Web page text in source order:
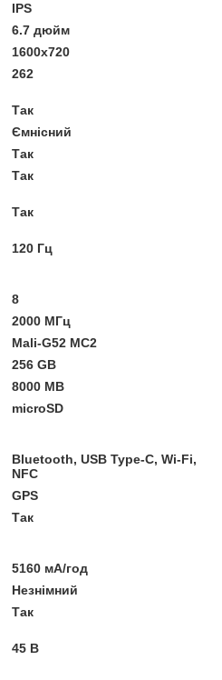
IPS
6.7 дюйм
1600x720
262
Так
Ємнісний
Так
Так
Так
120 Гц
8
2000 МГц
Mali-G52 MC2
256 GB
8000 MB
microSD
Bluetooth, USB Type-C, Wi-Fi,
NFC
GPS
Так
5160 мА/год
Незнімний
Так
45 В